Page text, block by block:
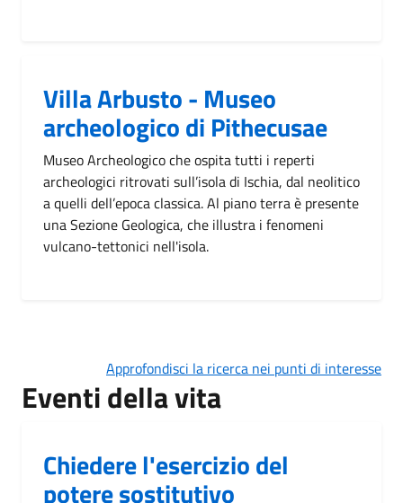
Villa Arbusto - Museo
archeologico di Pithecusae
Museo Archeologico che ospita tutti i reperti
archeologici ritrovati sull’isola di Ischia, dal neolitico
a quelli dell’epoca classica. Al piano terra è presente
una Sezione Geologica, che illustra i fenomeni
vulcano-tettonici nell'isola.
Approfondisci la ricerca nei punti di interesse
Eventi della vita
Chiedere l'esercizio del
potere sostitutivo